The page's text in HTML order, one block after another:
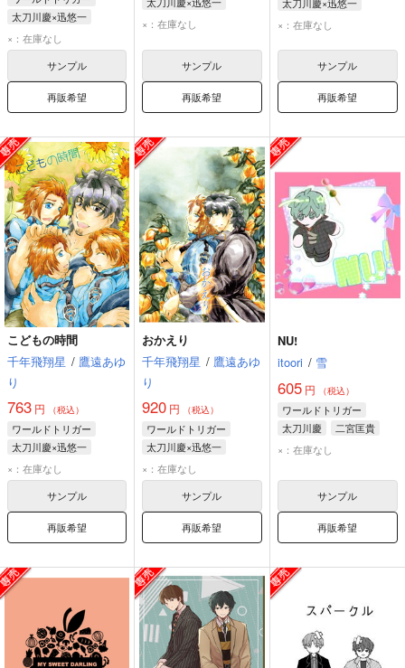
太刀川慶×迅悠一
迅悠一
太刀川慶
×：在庫なし
サンプル
再販希望
迅悠一
太刀川慶
×：在庫なし
サンプル
再販希望
太刀川慶×迅悠一
太刀川慶
×：在庫なし
サンプル
再販希望
こどもの時間
千年飛翔星 / 鷹遠あゆ
り
763 円 （税込）
ワールドトリガー
太刀川慶×迅悠一
太刀川慶
風間蒼也
×：在庫なし
サンプル
再販希望
おかえり
千年飛翔星 / 鷹遠あゆ
り
920 円 （税込）
ワールドトリガー
太刀川慶×迅悠一
太刀川慶
×：在庫なし
サンプル
再販希望
NU!
itoori / 雪
605円 （税込）
ワールドトリガー
太刀川慶
二宮匡貴
×：在庫なし
サンプル
再販希望